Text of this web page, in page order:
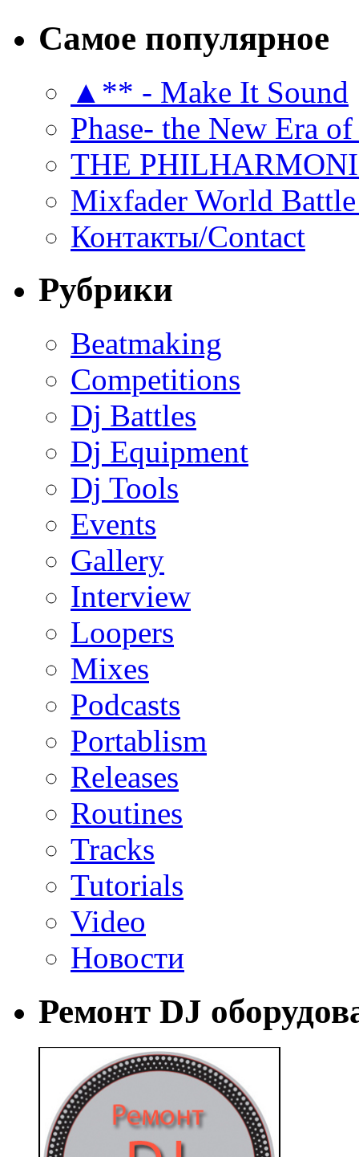
Самое популярное
▲** - Make It Sound
Phase- the New Era
THE
Mixfader World
Контакты/Contact
Рубрики
Beatmaking
Competitions
Dj Battles
Dj Equipment
Dj Tools
Events
Gallery
Interview
Loopers
Mixes
Podcasts
Portablism
Releases
Routines
Tracks
Tutorials
Video
Новости
Ремонт DJ